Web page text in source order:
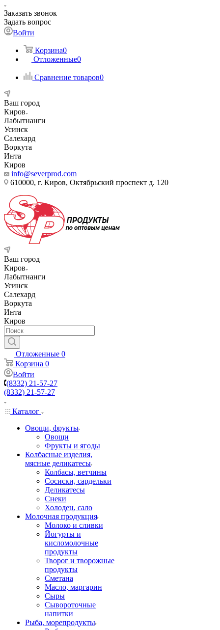
Заказать звонок
Задать вопрос
Войти
Корзина0
Отложенные0
Сравнение товаров0
Ваш город
Киров
Лабытнанги
Усинск
Салехард
Воркута
Инта
Киров
info@severprod.com
610000, г. Киров, Октябрьский проспект д. 120
Ваш город
Киров
Лабытнанги
Усинск
Салехард
Воркута
Инта
Киров
Отложенные 0
Корзина 0
Войти
(8332) 21-57-27
(8332) 21-57-27
Каталог
Овощи, фрукты
Овощи
Фрукты и ягоды
Колбасные изделия,
мясные деликатесы
Колбасы, ветчины
Сосиски, сардельки
Деликатесы
Снеки
Холодец, сало
Молочная продукция
Молоко и сливки
Йогурты и
кисломолочные
продукты
Творог и творожные
продукты
Сметана
Масло, маргарин
Сыры
Сывороточные
напитки
Рыба, морепродукты